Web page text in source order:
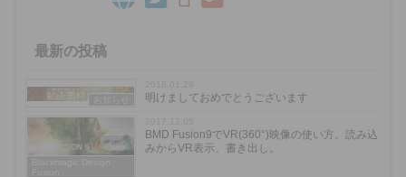
最新の投稿
明けましておめでとうございます
BMD Fusion9でVR(360°)映像の使い方。読み込
みからVR表示、書き出し。